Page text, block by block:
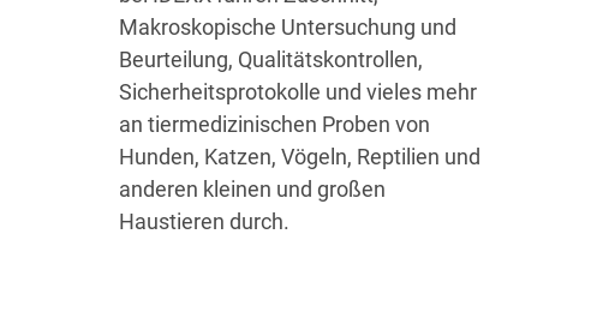
Makroskopische Untersuchung und
Beurteilung, Qualitätskontrollen,
Sicherheitsprotokolle und vieles mehr
an tiermedizinischen Proben von
Hunden, Katzen, Vögeln, Reptilien und
anderen kleinen und großen
Haustieren durch.